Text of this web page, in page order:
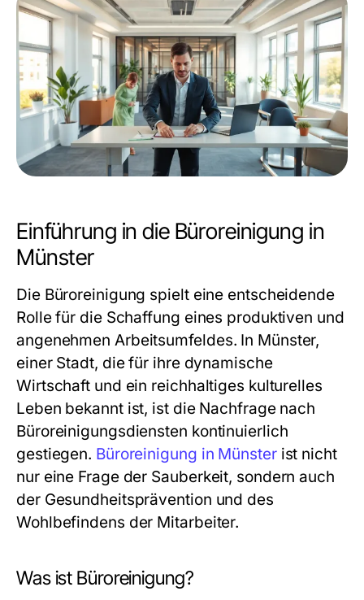
Einführung in die Büroreinigung in
Münster
Die Büroreinigung spielt eine entscheidende
Rolle für die Schaffung eines produktiven und
angenehmen Arbeitsumfeldes. In Münster,
einer Stadt, die für ihre dynamische
Wirtschaft und ein reichhaltiges kulturelles
Leben bekannt ist, ist die Nachfrage nach
Büroreinigungsdiensten kontinuierlich
gestiegen. Büroreinigung in Münsterist nicht
nur eine Frage der Sauberkeit, sondern auch
der Gesundheitsprävention und des
Wohlbefindens der Mitarbeiter.
Was ist Büroreinigung?